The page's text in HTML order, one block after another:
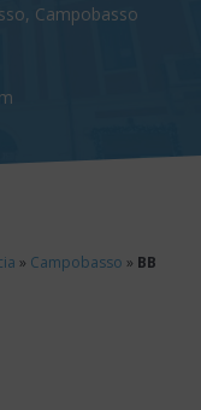
Campobasso
» Campobasso » BB